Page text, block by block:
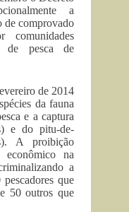
a
de comprovado
comunidades
de pesca de
de 2014
da fauna
e a captura
e do pitu-de-
A proibição
na
a
que
50 outros que